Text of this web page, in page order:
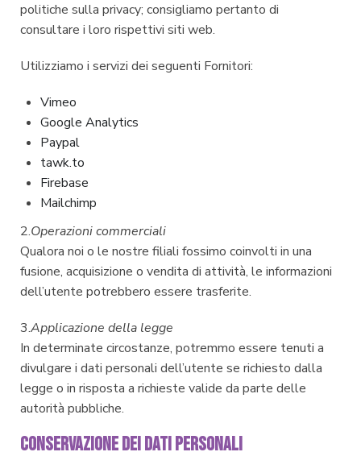
politiche sulla privacy; consigliamo pertanto di
consultare i loro rispettivi siti web.
Utilizziamo i servizi dei seguenti Fornitori:
Vimeo
Google Analytics
Paypal
tawk.to
Firebase
Mailchimp
2.Operazioni commerciali
Qualora noi o le nostre filiali fossimo coinvolti in una
fusione, acquisizione o vendita di attività, le informazioni
dell’utente potrebbero essere trasferite.
3.Applicazione della legge
In determinate circostanze, potremmo essere tenuti a
divulgare i dati personali dell’utente se richiesto dalla
legge o in risposta a richieste valide da parte delle
autorità pubbliche.
CONSERVAZIONE DEI DATI PERSONALI